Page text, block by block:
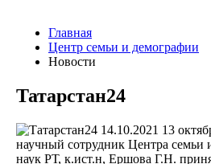
Главная
Центр семьи и демографии
Новости
Татарстан24
14.10.2021 13
научный сотрудник Центра
наук РТ, к.ист.н, Ершова Г.Н.